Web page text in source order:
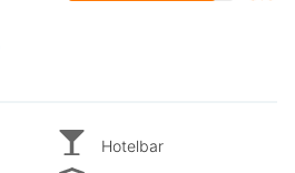
Hotelbar